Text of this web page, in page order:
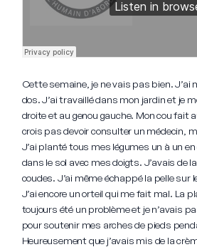
Cette semaine, je ne vais pas bien. J’ai
dos. J’ai travaillé dans mon jardin et je
droite et au genou gauche. Mon cou fait
crois pas devoir consulter un médecin,
J’ai planté tous mes légumes un à un
dans le sol avec mes doigts. J’avais de
coudes. J’ai même échappé la pelle sur
J’ai encore un orteil qui me fait mal. La
toujours été un problème et je n’avais
pour soutenir mes arches de pieds
Heureusement que j’avais mis de la